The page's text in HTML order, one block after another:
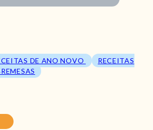
DE ANO NOVO
RECEITAS